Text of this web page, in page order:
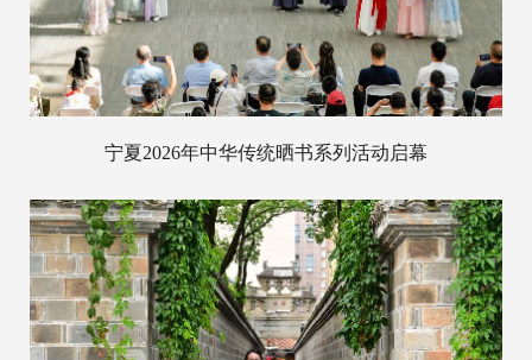
宁夏2026年中华传统晒书系列活动启幕